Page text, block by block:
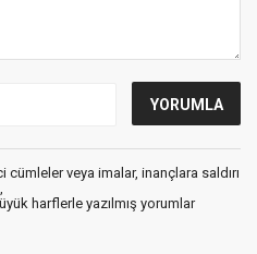
veya imalar, inançlara saldırı
harflerle yazılmış yorumlar